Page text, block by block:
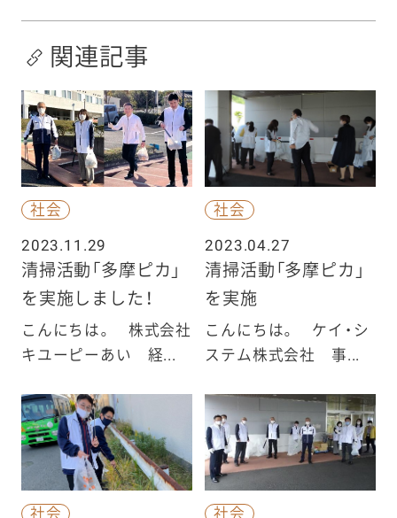
関連記事
社会
2023.11.29
清掃活動「多摩ピカ」
を実施しました！
こんにちは。 株式会社
キユーピーあい 経...
社会
2023.04.27
清掃活動「多摩ピカ」
を実施
こんにちは。 ケイ・シ
ステム株式会社 事...
社会 社会